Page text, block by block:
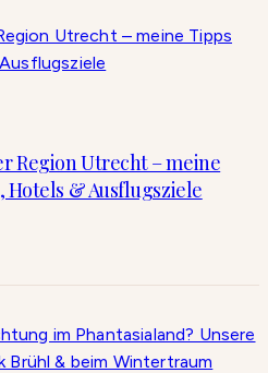
Region Utrecht – meine
Hotels & Ausflugsziele